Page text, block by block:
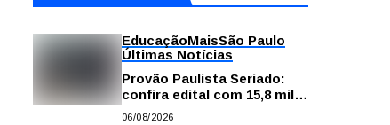
EducaçãoMaisSão Paulo
Últimas Notícias
Provão Paulista Seriado:
confira edital com 15,8 mil
vagas para ensino superior
06/08/2026